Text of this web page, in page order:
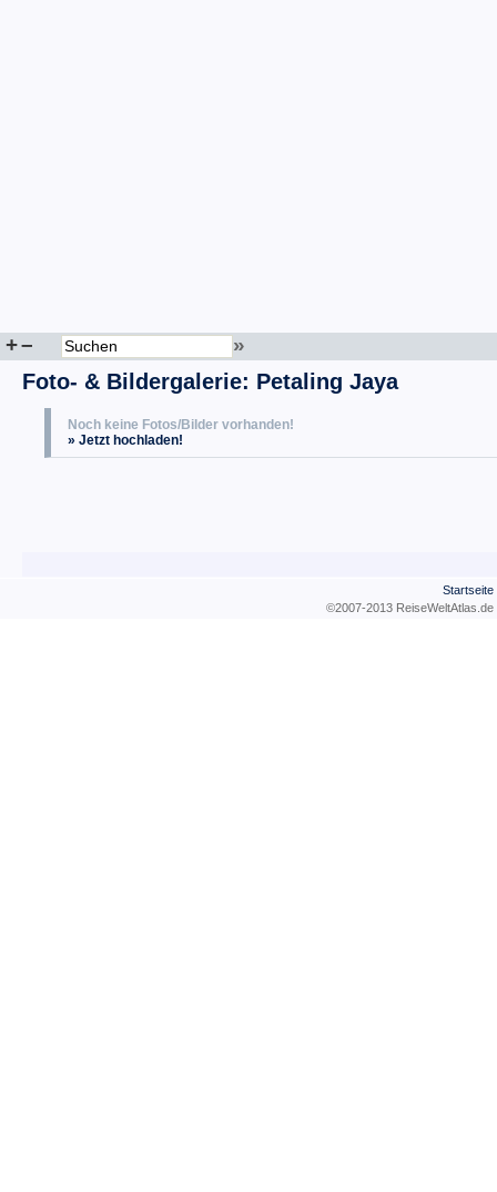
+– »
Foto- & Bildergalerie: Petaling Jaya
Noch keine Fotos/Bilder vorhanden!
» Jetzt hochladen!
Startseite
©2007-2013